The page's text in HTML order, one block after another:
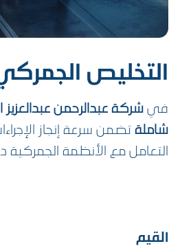
التخليص
في شركة عبدالرحمن
شاملة تضمن سرعة إنجاز
التعامل مع الأنظمة الجمركية
القيم